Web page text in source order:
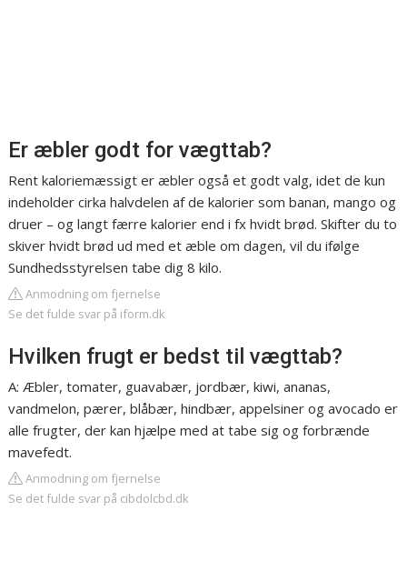
Er æbler godt for vægttab?
Rent kaloriemæssigt er æbler også et godt valg, idet de kun
indeholder cirka halvdelen af de kalorier som banan, mango og
druer – og langt færre kalorier end i fx hvidt brød. Skifter du to
skiver hvidt brød ud med et æble om dagen, vil du ifølge
Sundhedsstyrelsen tabe dig 8 kilo.
Anmodning om fjernelse
Se det fulde svar på iform.dk
Hvilken frugt er bedst til vægttab?
A: Æbler, tomater, guavabær, jordbær, kiwi, ananas,
vandmelon, pærer, blåbær, hindbær, appelsiner og avocado er
alle frugter, der kan hjælpe med at tabe sig og forbrænde
mavefedt.
Anmodning om fjernelse
Se det fulde svar på cibdolcbd.dk